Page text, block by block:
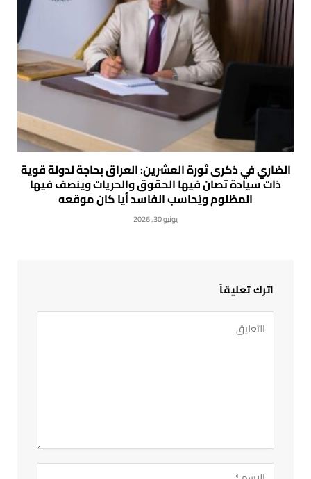
الضاري في ذكرى ثورة العشرين: العراق بحاجة لدولة قوية
ذات سيادة تصان فيها الحقوق والحريات وينصف فيها
المظلوم ويُحاسب الفاسد أيا كان موقعه
يونيو 30, 2026
اترك تعليقاً